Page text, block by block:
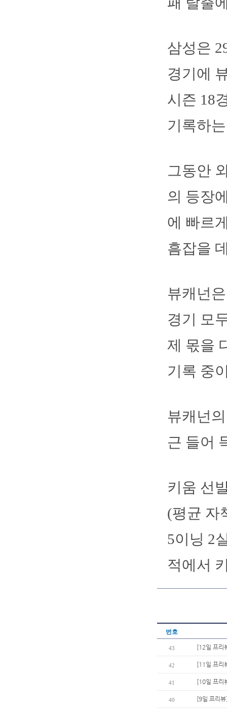
삼성은
경기에
시즌 18
기록하
그동안
의 등장
에 빠르
흠잡을
뷰캐넌
경기 모
제 몫을
기록 중
뷰캐넌
근 들어
키움 선
(평균 자
5이닝 2
적에서
번호
43 [12일 프리
42 [11일 프리
41 [10일 프리
40 [9일 프리